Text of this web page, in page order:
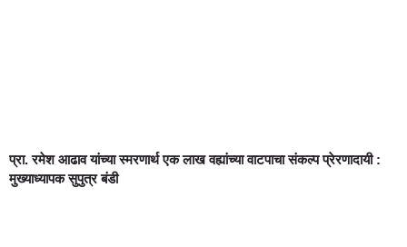
प्रा. रमेश आढाव यांच्या स्मरणार्थ एक लाख वह्यांच्या वाटपाचा संकल्प प्रेरणादायी :
मुख्याध्यापक सुपुत्र बंडी